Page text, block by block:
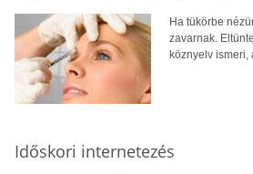
Ha tükörbe
zavarnak.
köznyelv ismeri,
Időskori internetezés